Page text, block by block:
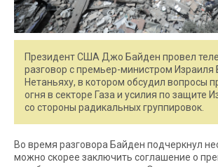
Президент США Джо Байден провел
разговор с премьер-министром
Нетаньяху, в котором обсудил вопросы
огня в секторе Газа и усилия по защите
со стороны радикальных группировок.
Во время разговора Байден подчеркнул
можно скорее заключить соглашение о